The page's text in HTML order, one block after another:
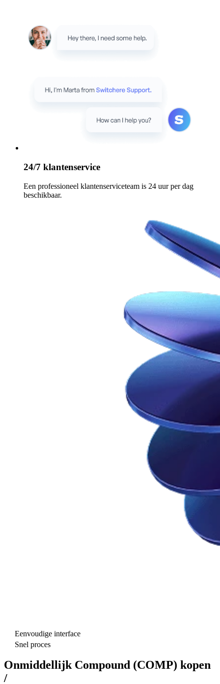
24/7 klantenservice
Een professioneel klantenserviceteam is 24 uur per dag
beschikbaar.
Eenvoudige interface
Snel proces
Onmiddellijk Compound (COMP) kopen
/